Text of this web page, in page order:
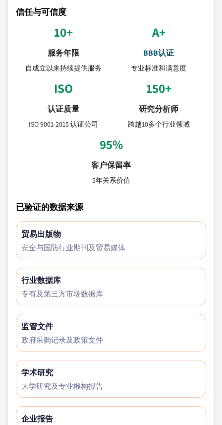
信任与可信度
10+
服务年限
自成立以来持续提供服务
A+
BBB认证
专业标准和满意度
ISO
认证质量
ISO 9001-2015 认证公司
150+
研究分析师
跨越10多个行业领域
95%
客户保留率
5年关系价值
已验证的数据来源
贸易出版物
安全与国防行业期刊及贸易媒体
行业数据库
专有及第三方市场数据库
监管文件
政府采购记录及政策文件
学术研究
大学研究及专业機构报告
企业报告